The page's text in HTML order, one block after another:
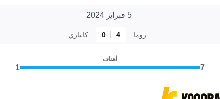
5 فبراير 2024
روما 4
0 كالياري
أهداف
7
1